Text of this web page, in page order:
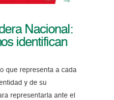
Nacional:
identifican
que representa a cada
y de su
representarla ante el